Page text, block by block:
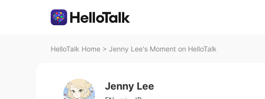
HelloTalk Home > Jenny Lee's Moment on HelloTalk
Jenny Lee